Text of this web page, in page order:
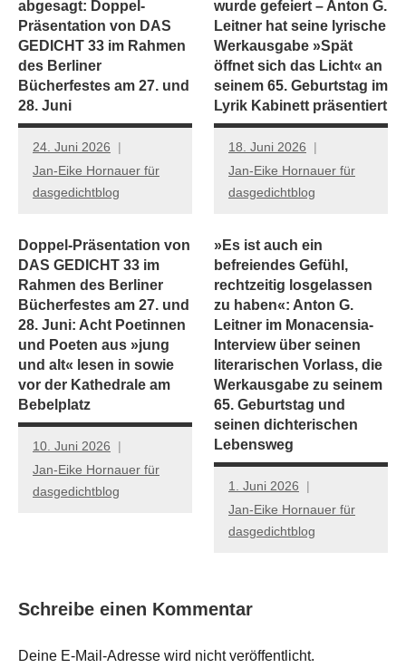
abgesagt: Doppel-
Präsentation von DAS
GEDICHT 33 im Rahmen
des Berliner
Bücherfestes am 27. und
28. Juni
24. Juni 2026
Jan-Eike Hornauer für
dasgedichtblog
wurde gefeiert – Anton G.
Leitner hat seine lyrische
Werkausgabe »Spät
öffnet sich das Licht« an
seinem 65. Geburtstag im
Lyrik Kabinett präsentiert
18. Juni 2026
Jan-Eike Hornauer für
dasgedichtblog
Doppel-Präsentation von
DAS GEDICHT 33 im
Rahmen des Berliner
Bücherfestes am 27. und
28. Juni: Acht Poetinnen
und Poeten aus »jung
und alt« lesen in sowie
vor der Kathedrale am
Bebelplatz
10. Juni 2026
Jan-Eike Hornauer für
dasgedichtblog
»Es ist auch ein
befreiendes Gefühl,
rechtzeitig losgelassen
zu haben«: Anton G.
Leitner im Monacensia-
Interview über seinen
literarischen Vorlass, die
Werkausgabe zu seinem
65. Geburtstag und
seinen dichterischen
Lebensweg
1. Juni 2026
Jan-Eike Hornauer für
dasgedichtblog
Schreibe einen Kommentar
Deine E-Mail-Adresse wird nicht veröffentlicht.